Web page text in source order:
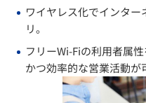
ワイヤレス化でインタ
リ。
フリーWi-Fiの利用者属
かつ効率的な営業活動が